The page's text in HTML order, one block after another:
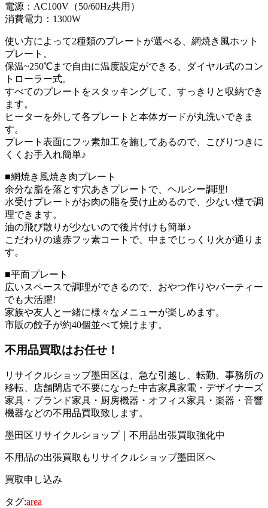
電源：AC100V（50/60Hz共用）
消費電力：1300W
使い方によって2種類のプレートが選べる、網焼き風ホット
プレート。
保温~250℃まで自由に温度設定ができる、ダイヤル式のコン
トローラー式。
すべてのプレートをスタッキングして、すっきりと収納でき
ます。
ヒーターを外して各プレートと本体ガードが丸洗いできま
す。
プレート表面にフッ素加工を施してあるので、こびりつきに
くくお手入れ簡単♪
■網焼き風焼き肉プレート
余分な脂を落とす穴あきプレートで、ヘルシー調理!
水受けプレートがお肉の脂を受け止めるので、少ない煙で調
理できます。
油の飛び散りが少ないので後片付けも簡単♪
こだわりの遠赤フッ素コートで、中までじっくり火が通りま
す。
■平面プレート
広いスペースで調理ができるので、おやつ作りやパーティー
でも大活躍!
家族や友人と一緒に様々なメニューが楽しめます。
市販の餃子が約40個並べて焼けます。
不用品買取はお任せ！
リサイクルショップ墨田区は、急な引越し、転勤、事務所の
移転、店舗閉店で不要になった中古家具家電・デザイナーズ
家具・ブランド家具・厨房機器・オフィス家具・楽器・音響
機器などの不用品買取致します。
墨田区リサイクルショップ｜不用品出張買取強化中
不用品の出張買取もリサイクルショップ墨田区へ
買取申し込み
タグ:area